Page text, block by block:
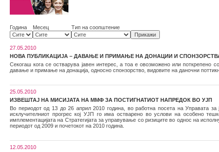
Година Месец Тип на соопштение
27.05.2010
НОВА ПУБЛИКАЦИЈА – ДАВАЊЕ И ПРИМАЊЕ НА ДОНАЦИИ И
Секогаш кога се остварува јавен интерес, а тоа е овозможено или поткрепено
давање и примање на донација, односно спонзорство, видовите на даночни
25.05.2010
ИЗВЕШТАЈ НА МИСИЈАТА НА ММФ ЗА ПОСТИГНАТИОТ НАПРЕДОК ВО УЈП
Во периодот од 13 до 26 април 2010 година, во работна посета на Управата
исклучителниот прогрес кој УЈП го има остварено во услови на особено
имплементацијата на Стратегијата за управување со ризиците во однос на
периодот од 2009 и почетокот на 2010 година.
12.05.2010